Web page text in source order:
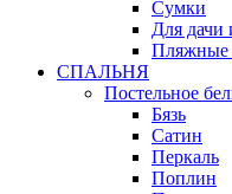
Сумки
Для дачи
Пляжные
СПАЛЬНЯ
Постельное
Бязь
Сатин
Перкаль
Поплин